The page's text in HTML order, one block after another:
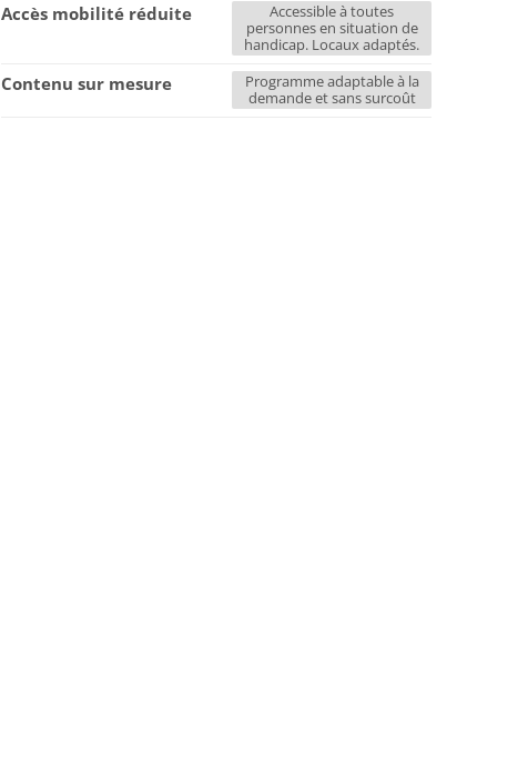
Accès mobilité réduite
Accessible à toutes
personnes en situation de
handicap. Locaux adaptés.
Contenu sur mesure
Programme adaptable à la
demande et sans surcoût